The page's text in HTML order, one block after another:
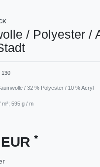
/ Polyester /
130
/ 32 % Polyester / 10 % Acryl
595 g / m
*